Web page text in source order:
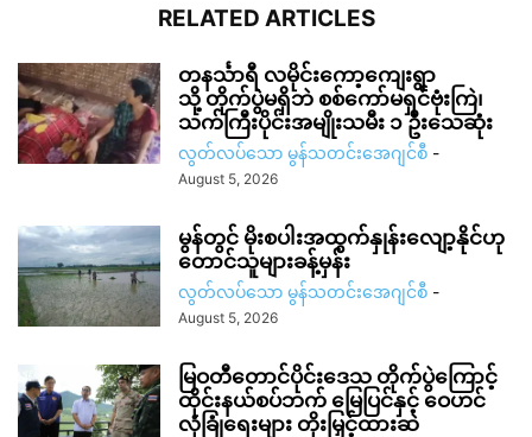
RELATED ARTICLES
တနင်္သာရီ လမိုင်းကော့ကျေးရွာ
သို့ တိုက်ပွဲမရှိဘဲ စစ်ကော်မရှင်ဗုံးကြဲ၊
သက်ကြီးပိုင်းအမျိုးသမီး ၁ ဦးသေဆုံး
လွတ်လပ်သော မွန်သတင်းအေဂျင်စီ -
August 5, 2026
မွန်တွင် မိုးစပါးအထွက်နှုန်းလျော့နိုင်ဟု
တောင်သူများခန့်မှန်း
လွတ်လပ်သော မွန်သတင်းအေဂျင်စီ -
August 5, 2026
မြဝတီတောင်ပိုင်းဒေသ တိုက်ပွဲကြောင့်
ထိုင်းနယ်စပ်ဘက် မြေပြင်နှင့် ဝေဟင်
လုံခြုံရေးများ တိုးမြှင့်ထားဆဲ